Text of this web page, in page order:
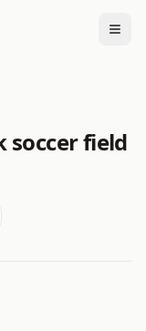
soccer field